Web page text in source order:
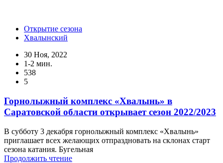
Открытие сезона
Хвалынский
30 Ноя, 2022
1-2 мин.
538
5
Горнолыжный комплекс «Хвалынь» в
Саратовской области открывает сезон 2022/2023
В субботу 3 декабря горнолыжный комплекс «Хвалынь»
приглашает всех желающих отпраздновать на склонах старт
сезона катания. Бугельная
Продолжить чтение